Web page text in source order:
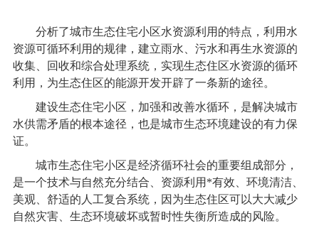
分析了城市生态住宅小区水资源利用的特点，利用水
资源可循环利用的规律，建立雨水、污水和再生水资源的
收集、回收和综合处理系统，实现生态住区水资源的循环
利用，为生态住区的能源开发开辟了一条新的途径。
建设生态住宅小区，加强和改善水循环，是解决城市
水供需矛盾的根本途径，也是城市生态环境建设的有力保
证。
城市生态住宅小区是经济循环社会的重要组成部分，
是一个技术与自然充分结合、资源利用*有效、环境清洁、
美观、舒适的人工复合系统，因为生态住区可以大大减少
自然灾害、生态环境破坏或暂时性失衡所造成的风险。